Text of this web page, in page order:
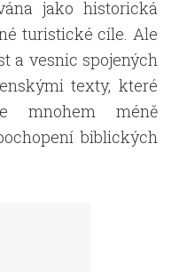
jako historická
turistické cíle. Ale
a vesnic spojených
texty, které
mnohem méně
biblických